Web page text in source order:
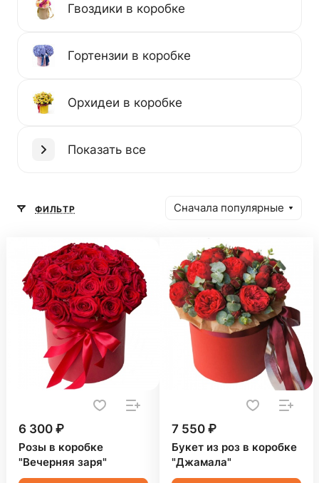
Гвоздики в коробке
Гортензии в коробке
Орхидеи в коробке
Показать все
ФИЛЬТР Сначала популярные
6 300 ₽
Розы в коробке
"Вечерняя заря"
7 550 ₽
Букет из роз в коробке
"Джамала"